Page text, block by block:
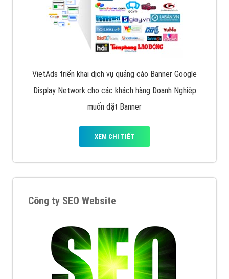
VietAds triển khai dịch vụ quảng cáo Banner Google
Display Network cho các khách hàng Doanh Nghiệp
muốn đặt Banner
XEM CHI TIẾT
Công ty SEO Website